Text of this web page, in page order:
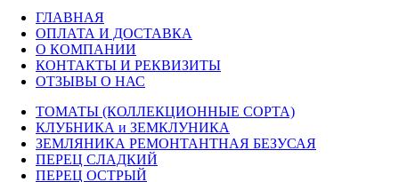
ГЛАВНАЯ
ОПЛАТА И ДОСТАВКА
О КОМПАНИИ
КОНТАКТЫ И РЕКВИЗИТЫ
ОТЗЫВЫ О НАС
ТОМАТЫ (КОЛЛЕКЦИОННЫЕ СОРТА)
КЛУБНИКА и ЗЕМКЛУНИКА
ЗЕМЛЯНИКА РЕМОНТАНТНАЯ БЕЗУСАЯ
ПЕРЕЦ СЛАДКИЙ
ПЕРЕЦ ОСТРЫЙ